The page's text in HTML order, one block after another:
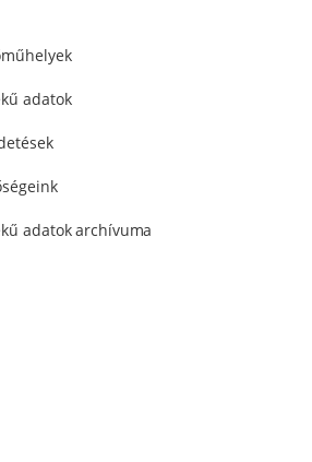
adatok
adatok archívuma